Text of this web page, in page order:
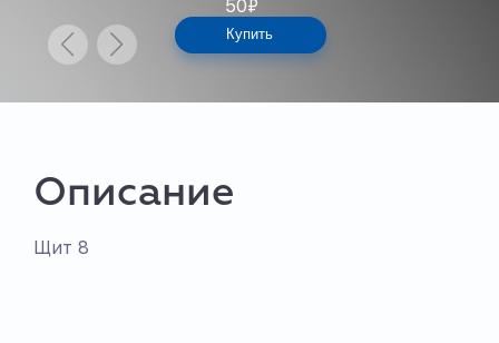
50₽
Купить
Описание
Щит 8